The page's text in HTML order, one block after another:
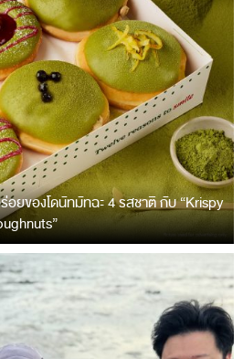
ยของโดนัทมัทฉะ 4 รสชาติ กับ “Krispy